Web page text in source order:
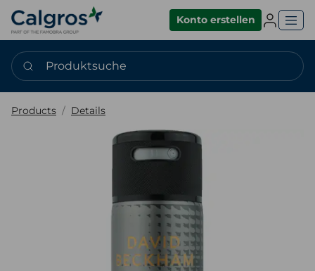
Konto erstellen
Produktsuche
Products Details